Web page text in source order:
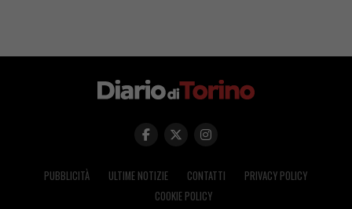
PUBBLICITÀ ULTIME NOTIZIE CONTATTI
PRIVACY POLICY
COOKIE POLICY